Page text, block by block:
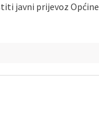
javni prijevoz Općine